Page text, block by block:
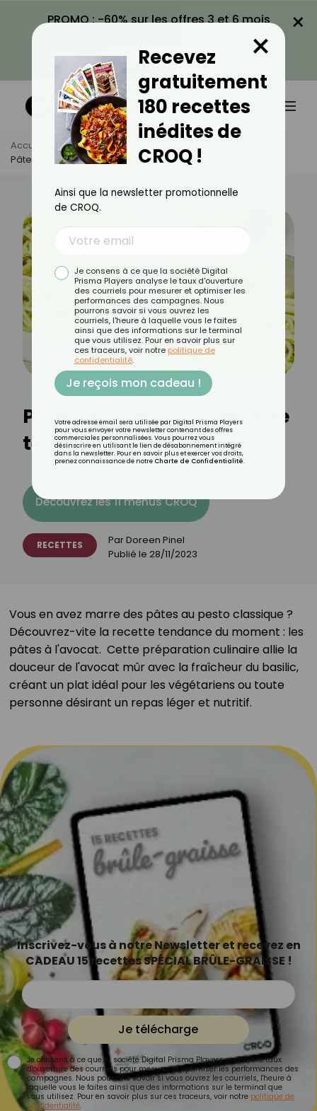
PROMO : -60% sur les offres 3 et 6 mois
VOIR LA PROMO
×
Accueil Actus
Recettes
Pâtes À L'avocat : La Recette Tendance Et Rapide
Pâtes à l'avocat : la recette
tendance et rapide
Découvrez les 11 menus CROQ
RECETTES ParDoreen Pinel
Publié le 28/11/2023
Vous en avez marre des pâtes au pesto classique ?
Découvrez-vite la recette tendance du moment : les
pâtes à l'avocat. Cette préparation culinaire allie la
douceur de l'avocat mûr avec la fraîcheur du basilic,
créant un plat idéal pour les végétariens ou toute
personne désirant un repas léger et nutritif.
Inscrivez-vous à notre Newsletter et recevez en
CADEAU 15 recettes SPÉCIAL BRÛLE-GRAISSE !
Je télécharge
Je consens à ce que la société Digital Prisma Players analyse le taux
d'ouverture des courriels pour mesurer et optimiser les performances des
campagnes. Nous pourrons savoir si vous ouvrez les courriels, l'heure à
laquelle vous le faites ainsi que des informations sur le terminal que
vous utilisez. Pour en savoir plus sur ces traceurs, voir notre politique de
confidentialité.
Recevez
gratuitement
180 recettes
inédites de
CROQ !
×
Ainsi que la newsletter promotionnelle
de CROQ.
Je consens à ce que la société Digital
Prisma Players analyse le taux d'ouverture
des courriels pour mesurer et optimiser les
performances des campagnes. Nous
pourrons savoir si vous ouvrez les
courriels, l'heure à laquelle vous le faites
ainsi que des informations sur le terminal
que vous utilisez. Pour en savoir plus sur
ces traceurs, voir notre politique de
confidentialité.
Je reçois mon cadeau !
Votre adresse email sera utilisée par Digital Prisma Players
pour vous envoyer votre newsletter contenant des offres
commerciales personnalisées. Vous pourrez vous
désinscrire en utilisant le lien de désabonnement intégré
dans la newsletter. Pour en savoir plus et exercer vos droits,
prenez connaissance de notre Charte de Confidentialité.